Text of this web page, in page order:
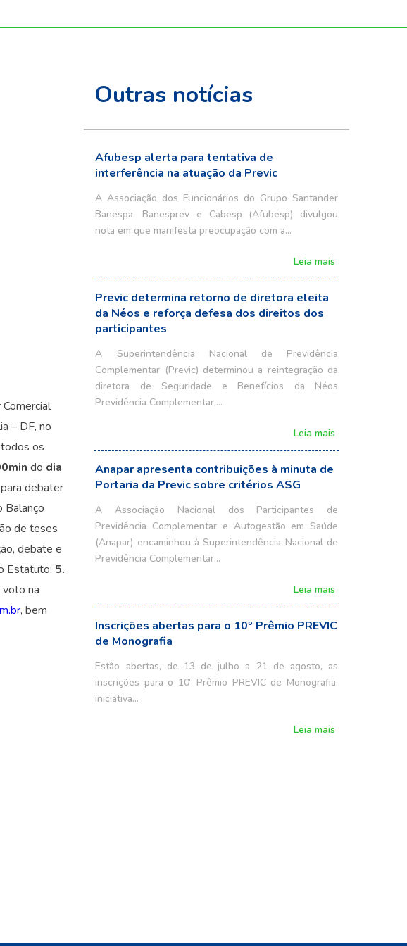
– DF, no
os
do dia
debater
Balanço
de teses
debate e
Estatuto; 5.
na
, bem
Outras notícias
Afubesp alerta para tentativa de
interferência na atuação da Previc
A Associação dos Funcionários do Grupo Santander
Banespa, Banesprev e Cabesp (Afubesp) divulgou
nota em que manifesta preocupação com a…
Leia mais
Previc determina retorno de diretora eleita
da Néos e reforça defesa dos direitos dos
participantes
A Superintendência Nacional de Previdência
Complementar (Previc) determinou a reintegração da
diretora de Seguridade e Benefícios da Néos
Previdência Complementar,…
Leia mais
Anapar apresenta contribuições à minuta de
Portaria da Previc sobre critérios ASG
A Associação Nacional dos Participantes de
Previdência Complementar e Autogestão em Saúde
(Anapar) encaminhou à Superintendência Nacional de
Previdência Complementar…
Leia mais
Inscrições abertas para o 10º Prêmio PREVIC
de Monografia
Estão abertas, de 13 de julho a 21 de agosto, as
inscrições para o 10º Prêmio PREVIC de Monografia,
iniciativa…
Leia mais